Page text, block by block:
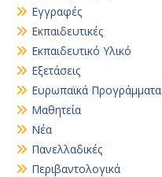
Εγγραφές
Εκπαιδευτικές
Εκπαιδευτικό Υλικό
Εξετάσεις
Ευρωπαϊκά Προγράμματα
Μαθητεία
Νέα
Πανελλαδικές
Περιβαντολογικά